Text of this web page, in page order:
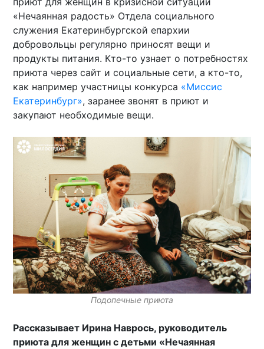
«Нечаянная радость» Отдела социального
служения Екатеринбургской епархии
добровольцы регулярно приносят вещи и
продукты питания. Кто-то узнает о потребностях
приюта через сайт и социальные сети, а кто-то,
как например участницы конкурса «Миссис
Екатеринбург», заранее звонят в приют и
закупают необходимые вещи.
Подопечные приюта
Рассказывает Ирина Наврось, руководитель
приюта для женщин с детьми «Нечаянная